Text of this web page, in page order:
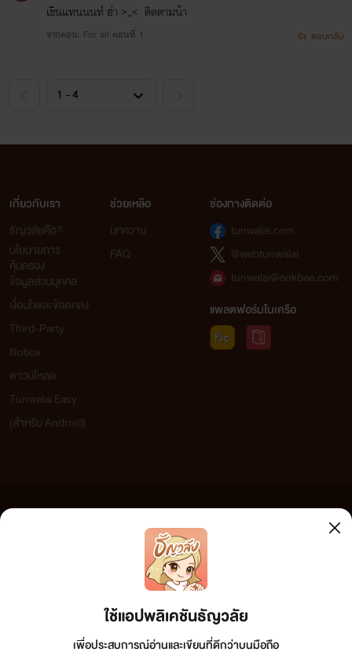
เขินแทนนนท์ ฮ่า >,,< ติดตามน้า
จากตอน: For all ตอนที่ 1 ตอบกลับ
ใช้แอปพลิเคชันธัญวลัย
เพื่อประสบการณ์อ่านและเขียนที่ดีกว่าบนมือถือ
เกี่ยวกับเรา
ธัญวลัยคือ?
นโยบายการ
คุ้มครอง
ข้อมูลส่วนบุคคล
เงื่อนไขและข้อตกลง
Third-Party
Notice
ดาวน์โหลด
Tunwalai Easy
(สำหรับ Android)
ช่วยเหลือ
บทความ
FAQ
ช่องทางติดต่อ
tunwalai.com
@webtunwalai
tunwalai@ookbee.com
แพลตฟอร์มในเครือ
เว็บไซต์แห่งนี้ไม่ได้เห็นด้วยและไม่ขอรับผิดชอบต่อข้อความใดๆ ทั้งสิ้น ดังนั้นผู้อ่านทุกท่านโปรดใช้
วิจารณญาณในการกลั่นกรองด้วยตนเอง และหากท่านพบข้อความใดๆ ที่ขัดต่อกฎหมายและศีลธรรม
กรุณาแจ้งมาที่ tunwalai@ookbee.com เพื่อทีมงานจะได้ดำเนินการในทันที ทั้งนี้ ทางเว็บไซต์ขอสงวน
ลิขสิทธิ์ตามพระราชบัญญัติลิขสิทธิ์ (ฉบับเพิ่มเติม) พ.ศ.2558